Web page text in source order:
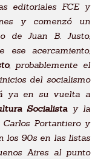
editoriales FCE y
y comenzó un
de Juan B. Justo,
ese acercamiento,
, probablemente el
del socialismo
ya en su vuelta a
Socialistay la
Portantiero y
los 90s en las listas
Aires al punto